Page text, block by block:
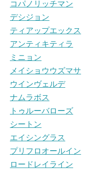
コパノリッチマン
デシジョン 牡
ティアップエックス
アンティキティラ
ミニョン 牝
メイショウウズマサ
ウインヴェルデ
ナムラボス
牡
トゥルーバローズ
シートン せ
エイシングラス
プリフロオールイン
ロードレイライン